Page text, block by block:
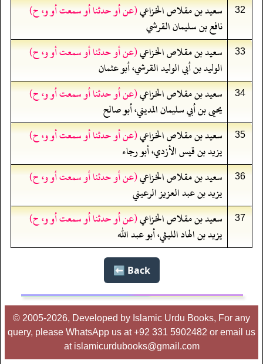
32 سعيد بن مقلاص الخزاعي(عن أو حدثنا أو سمعت أو و، ح)
نافع بن سليمان القرشي
33 سعيد بن مقلاص الخزاعي(عن أو حدثنا أو سمعت أو و، ح)
الوليد بن أبي الوليد القرشي، أبو عثمان
34 سعيد بن مقلاص الخزاعي(عن أو حدثنا أو سمعت أو و، ح)
يحيى بن أبي سليمان المديني، أبو صالح
35 سعيد بن مقلاص الخزاعي(عن أو حدثنا أو سمعت أو و، ح)
يزيد بن قيس الأزدي، أبو رجاء
36 سعيد بن مقلاص الخزاعي(عن أو حدثنا أو سمعت أو و، ح)
يزيد بن عبد العزيز الرعيني
37 سعيد بن مقلاص الخزاعي(عن أو حدثنا أو سمعت أو و، ح)
يزيد بن الهاد الليثي، أبو عبد الله
Back ⬅️
© 2005-2026, Developed by Islamic Urdu Books, For any
query, please WhatsApp us at +92 331 5902482 or email us
at islamicurdubooks@gmail.com